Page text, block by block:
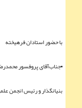
با حضور استادان فرهیخته
▪︎جناب‌آقای پروفسور
بنیانگذار و رئیس انجمن